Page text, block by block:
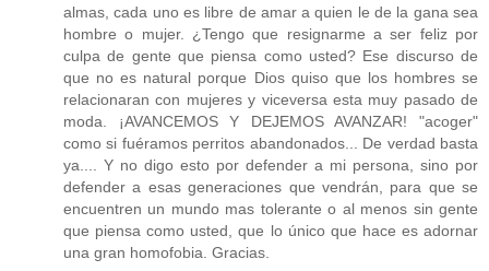
almas, cada uno es libre de amar a quien le de la gana sea
hombre o mujer. ¿Tengo que resignarme a ser feliz por
culpa de gente que piensa como usted? Ese discurso de
que no es natural porque Dios quiso que los hombres se
relacionaran con mujeres y viceversa esta muy pasado de
moda. ¡AVANCEMOS Y DEJEMOS AVANZAR! "acoger"
como si fuéramos perritos abandonados... De verdad basta
ya.... Y no digo esto por defender a mi persona, sino por
defender a esas generaciones que vendrán, para que se
encuentren un mundo mas tolerante o al menos sin gente
que piensa como usted, que lo único que hace es adornar
una gran homofobia. Gracias.